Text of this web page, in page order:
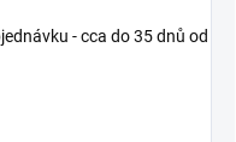
- cca do 35 dnů od